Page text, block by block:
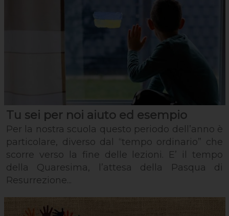
Tu sei per noi aiuto ed esempio
Per la nostra scuola questo periodo dell’anno è
particolare, diverso dal “tempo ordinario” che
scorre verso la fine delle lezioni. E’ il tempo
della Quaresima, l’attesa della Pasqua di
Resurrezione...